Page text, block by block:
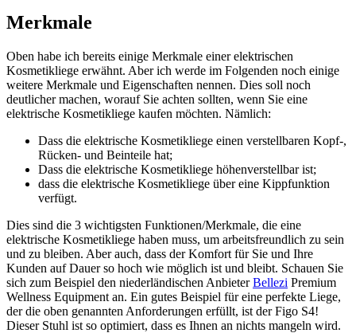
Merkmale
Oben habe ich bereits einige Merkmale einer elektrischen
Kosmetikliege erwähnt. Aber ich werde im Folgenden noch einige
weitere Merkmale und Eigenschaften nennen. Dies soll noch
deutlicher machen, worauf Sie achten sollten, wenn Sie eine
elektrische Kosmetikliege kaufen möchten. Nämlich:
Dass die elektrische Kosmetikliege einen verstellbaren Kopf-,
Rücken- und Beinteile hat;
Dass die elektrische Kosmetikliege höhenverstellbar ist;
dass die elektrische Kosmetikliege über eine Kippfunktion
verfügt.
Dies sind die 3 wichtigsten Funktionen/Merkmale, die eine
elektrische Kosmetikliege haben muss, um arbeitsfreundlich zu sein
und zu bleiben. Aber auch, dass der Komfort für Sie und Ihre
Kunden auf Dauer so hoch wie möglich ist und bleibt. Schauen Sie
sich zum Beispiel den niederländischen AnbieterBellezi Premium
Wellness Equipment an. Ein gutes Beispiel für eine perfekte Liege,
der die oben genannten Anforderungen erfüllt, ist der Figo S4!
Dieser Stuhl ist so optimiert, dass es Ihnen an nichts mangeln wird.